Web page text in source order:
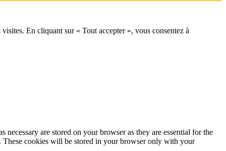
En cliquant sur « Tout accepter », vous consentez à
are stored on your browser as they are essential for the
These cookies will be stored in your browser only with your